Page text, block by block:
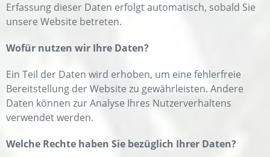
Erfassung dieser Daten erfolgt automatisch, sobald Sie
unsere Website betreten.
Wofür nutzen wir Ihre Daten?
Ein Teil der Daten wird erhoben, um eine fehlerfreie
Bereitstellung der Website zu gewährleisten. Andere
Daten können zur Analyse Ihres Nutzerverhaltens
verwendet werden.
Welche Rechte haben Sie bezüglich Ihrer Daten?